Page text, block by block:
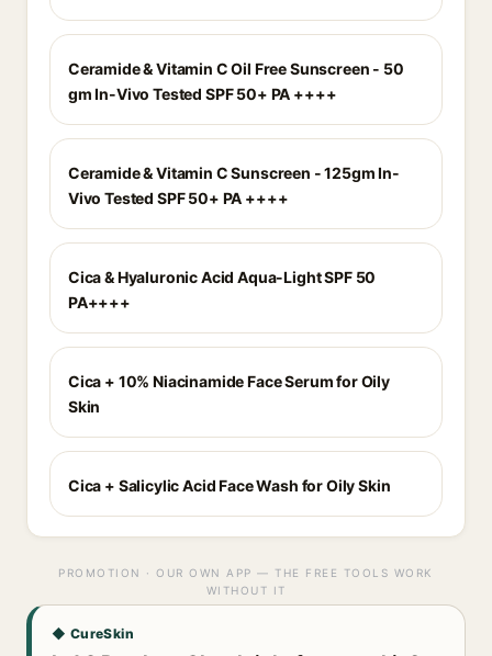
Ceramide & Vitamin C Oil Free Sunscreen - 50
gm In-Vivo Tested SPF 50+ PA ++++
Ceramide & Vitamin C Sunscreen - 125gm In-
Vivo Tested SPF 50+ PA ++++
Cica & Hyaluronic Acid Aqua-Light SPF 50
PA++++
Cica + 10% Niacinamide Face Serum for Oily
Skin
Cica + Salicylic Acid Face Wash for Oily Skin
PROMOTION · OUR OWN APP — THE FREE TOOLS WORK
WITHOUT IT
◆ CureSkin